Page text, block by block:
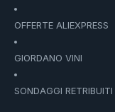
OFFERTE ALIEXPRESS
GIORDANO VINI
SONDAGGI RETRIBUITI